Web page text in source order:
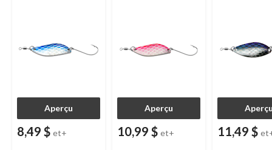
Aperçu
8,49 $ et+
Aperçu
10,99 $ et+ 11,49 $